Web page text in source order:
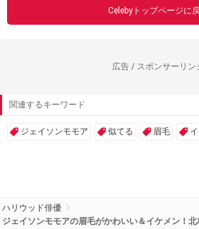
Celebyトップページに
広告 / スポンサーリン
関連するキーワード
ジェイソンモモア 似てる 眉毛
ハリウッド俳優
ジェイソンモモアの眉毛がかわいい＆イケメン！